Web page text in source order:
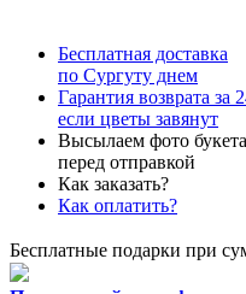
Бесплатная доставка
по Сургуту днем
Гарантия возврата за
если цветы завянут
Высылаем фото букета
перед отправкой
Как заказать?
Как оплатить?
Бесплатные подарки при